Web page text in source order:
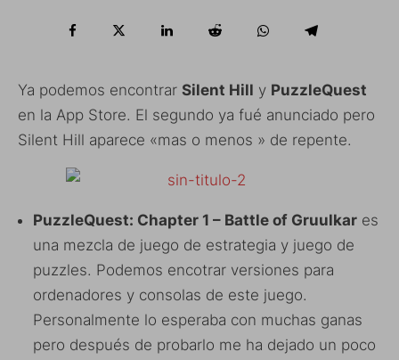
Ya podemos encontrar Silent Hill y PuzzleQuest
en la App Store. El segundo ya fué anunciado pero
Silent Hill aparece «mas o menos » de repente.
PuzzleQuest: Chapter 1 – Battle of Gruulkar es
una mezcla de juego de estrategia y juego de
puzzles. Podemos encotrar versiones para
ordenadores y consolas de este juego.
Personalmente lo esperaba con muchas ganas
pero después de probarlo me ha dejado un poco